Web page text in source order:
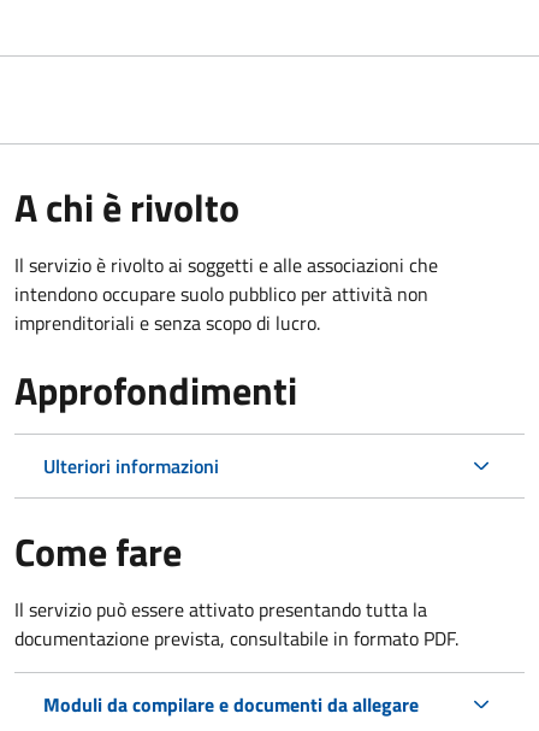
A chi è rivolto
Il servizio è rivolto ai soggetti e alle associazioni che
intendono occupare suolo pubblico per attività non
imprenditoriali e senza scopo di lucro.
Approfondimenti
Ulteriori informazioni
Come fare
Il servizio può essere attivato presentando tutta la
documentazione prevista, consultabile in formato PDF.
Moduli da compilare e documenti da allegare